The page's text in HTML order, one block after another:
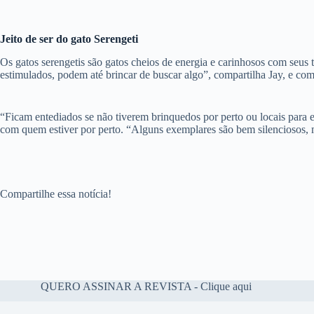
Jeito de ser do gato Serengeti
Os gatos serengetis são gatos cheios de energia e carinhosos com
estimulados, podem até brincar de buscar algo”, compartilha Jay, e
“Ficam entediados se não tiverem brinquedos por perto ou locais
com quem estiver por perto. “Alguns exemplares são bem
Compartilhe essa notícia!
QUERO ASSINAR A REVISTA - Clique aqui